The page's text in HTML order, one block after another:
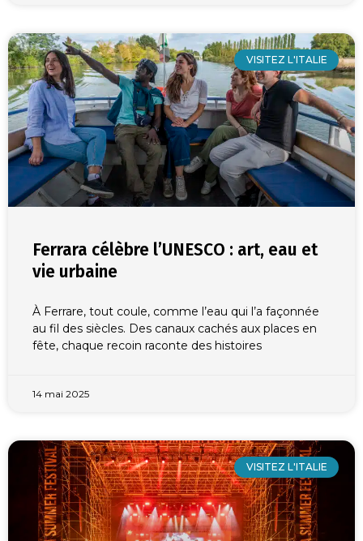
VISITEZ L'ITALIE
Ferrara célèbre l’UNESCO : art, eau et
vie urbaine
À Ferrare, tout coule, comme l’eau qui l’a façonnée
au fil des siècles. Des canaux cachés aux places en
fête, chaque recoin raconte des histoires
14 mai 2025
VISITEZ L'ITALIE